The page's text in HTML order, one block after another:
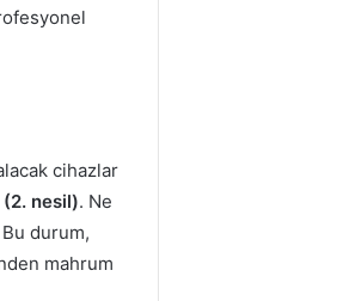
cihazlar
nesil). Ne
durum,
mahrum